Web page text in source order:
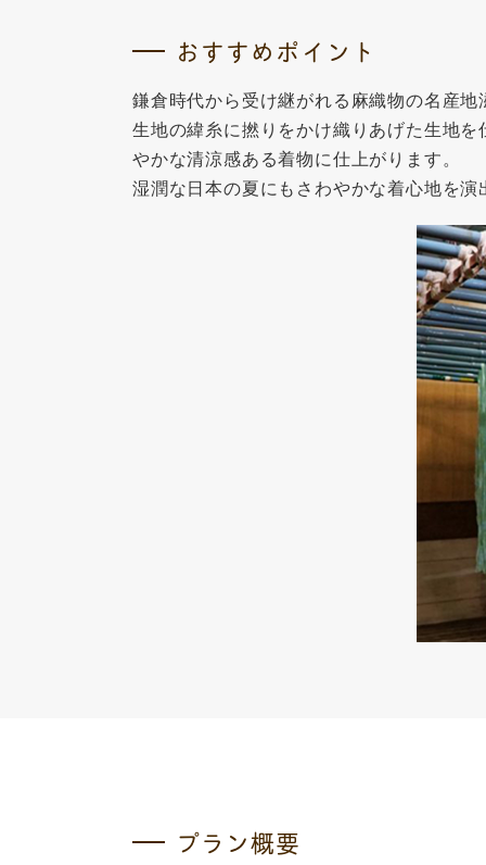
おすすめポイント
鎌倉時代から受け継がれる麻織物の名産
生地の緯糸に撚りをかけ織りあげた生地
やかな清涼感ある着物に仕上がります。
湿潤な日本の夏にもさわやかな着心地を
プラン概要